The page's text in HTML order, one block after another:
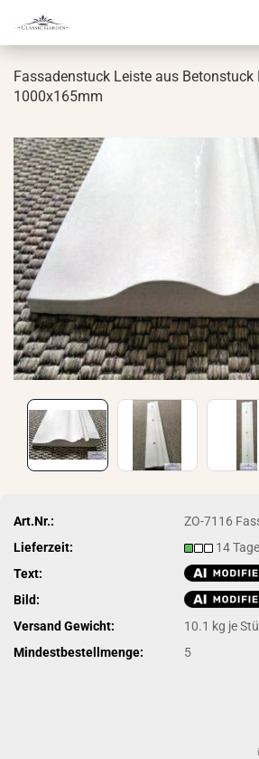
Fas­sa­den­stuck Leis­te aus Be­ton­stuck
1000x165mm
Art.Nr.:
ZO-7116
Lieferzeit:
14
Text:
Bild:
Versand Gewicht:
10.1 kg je
Mindestbestellmenge:
5